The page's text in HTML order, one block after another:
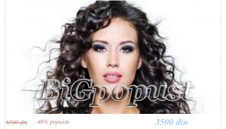
3500 din
6500 din · 46% popusta